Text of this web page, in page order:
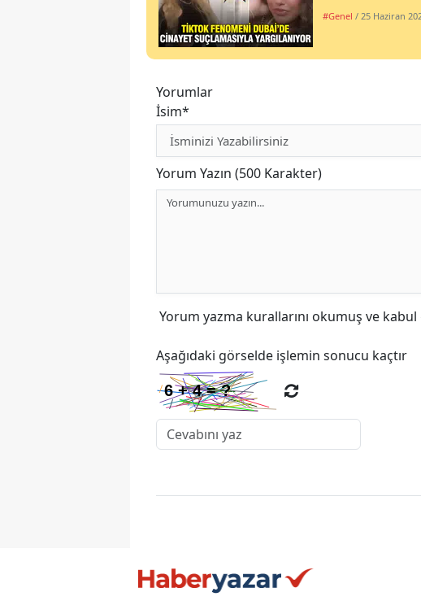
#Genel / 25 Haziran
Yorumlar
İsim*
Yorum Yazın (500 Karakter)
Yorum yazma kurallarını okumuş ve kabul
Aşağıdaki görselde işlemin sonucu kaçtır